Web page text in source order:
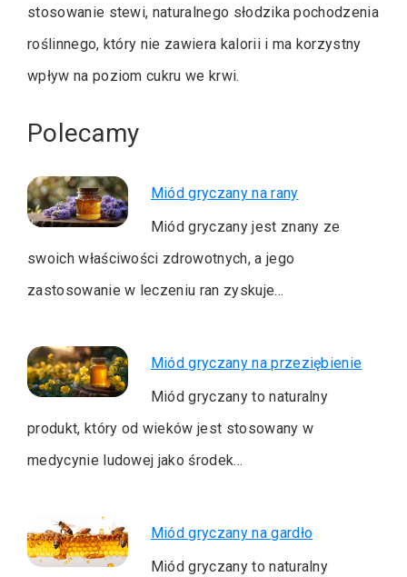
stosowanie stewi, naturalnego słodzika pochodzenia
roślinnego, który nie zawiera kalorii i ma korzystny
wpływ na poziom cukru we krwi.
Polecamy
Miód gryczany na rany
Miód gryczany jest znany ze
swoich właściwości zdrowotnych, a jego
zastosowanie w leczeniu ran zyskuje…
Miód gryczany na przeziębienie
Miód gryczany to naturalny
produkt, który od wieków jest stosowany w
medycynie ludowej jako środek…
Miód gryczany na gardło
Miód gryczany to naturalny